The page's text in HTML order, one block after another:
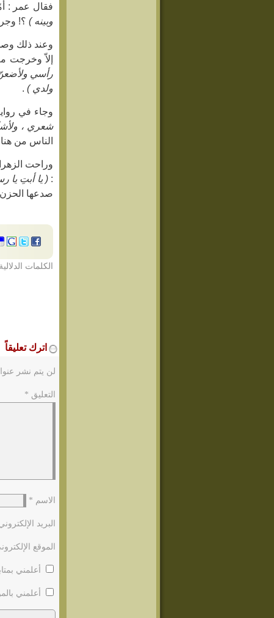
فقال عمر :
وبينه ) ؟!
وعند ذلك
إلاّ وخرجت
رأسي
ولدي ) .
وجاء في
شعري ،
الناس من
وراحت
:( يا أبتِ يا
صدعها
الكلمات
اترك تعليقاً
لن يتم نشر
التعليق *
الاسم *
البريد
الموقع
أعلمني
أعلمني